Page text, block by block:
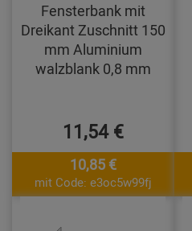
Fensterbank mit
Dreikant Zuschnitt 150
mm Aluminium
walzblank 0,8 mm
11,54 €
10,85 €
mit Code: e3oc5w99fj